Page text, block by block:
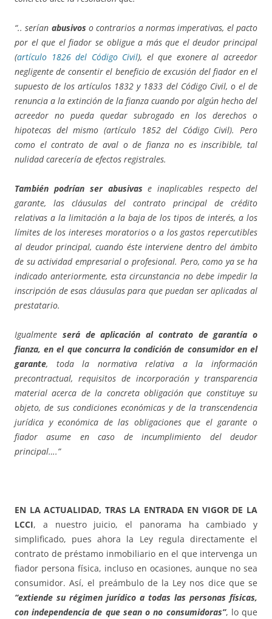
“.. serían abusivos o contrarios a normas imperativas, el pacto
por el que el fiador se obligue a más que el deudor principal
(artículo 1826 del Código Civil), el que exonere al acreedor
negligente de consentir el beneficio de excusión del fiador en el
supuesto de los artículos 1832 y 1833 del Código Civil, o el de
renuncia a la extinción de la fianza cuando por algún hecho del
acreedor no pueda quedar subrogado en los derechos o
hipotecas del mismo (artículo 1852 del Código Civil). Pero
como el contrato de aval o de fianza no es inscribible, tal
nulidad carecería de efectos registrales.
También podrían ser abusivas e inaplicables respecto del
garante, las cláusulas del contrato principal de crédito
relativas a la limitación a la baja de los tipos de interés, a los
límites de los intereses moratorios o a los gastos repercutibles
al deudor principal, cuando éste interviene dentro del ámbito
de su actividad empresarial o profesional. Pero, como ya se ha
indicado anteriormente, esta circunstancia no debe impedir la
inscripción de esas cláusulas para que puedan ser aplicadas al
prestatario.
Igualmente será de aplicación al contrato de garantía o
fianza, en el que concurra la condición de consumidor en el
garante, toda la normativa relativa a la información
precontractual, requisitos de incorporación y transparencia
material acerca de la concreta obligación que constituye su
objeto, de sus condiciones económicas y de la transcendencia
jurídica y económica de las obligaciones que el garante o
fiador asume en caso de incumplimiento del deudor
principal….”
EN LA ACTUALIDAD, TRAS LA ENTRADA EN VIGOR DE LA
LCCI, a nuestro juicio, el panorama ha cambiado y
simplificado, pues ahora la Ley regula directamente el
contrato de préstamo inmobiliario en el que intervenga un
fiador persona física, incluso en ocasiones, aunque no sea
consumidor. Así, el preámbulo de la Ley nos dice que se
“extiende su régimen jurídico a todas las personas físicas,
con independencia de que sean o no consumidoras”, lo que